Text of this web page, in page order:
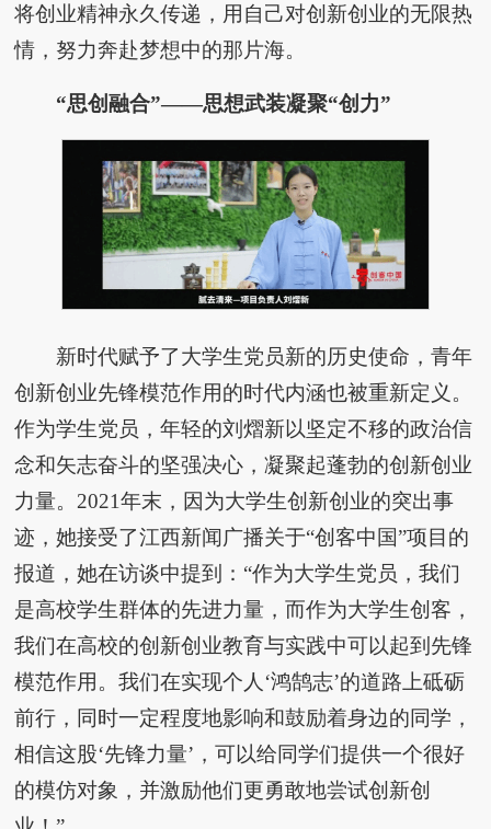
将创业精神永久传递，用自己对创新创业的无限热
情，努力奔赴梦想中的那片海。
“思创融合”——思想武装凝聚“创力”
新时代赋予了大学生党员新的历史使命，青年
创新创业先锋模范作用的时代内涵也被重新定义。
作为学生党员，年轻的刘熠新以坚定不移的政治信
念和矢志奋斗的坚强决心，凝聚起蓬勃的创新创业
力量。2021年末，因为大学生创新创业的突出事
迹，她接受了江西新闻广播关于“创客中国”项目的
报道，她在访谈中提到：“作为大学生党员，我们
是高校学生群体的先进力量，而作为大学生创客，
我们在高校的创新创业教育与实践中可以起到先锋
模范作用。我们在实现个人‘鸿鹄志’的道路上砥砺
前行，同时一定程度地影响和鼓励着身边的同学，
相信这股‘先锋力量’，可以给同学们提供一个很好
的模仿对象，并激励他们更勇敢地尝试创新创